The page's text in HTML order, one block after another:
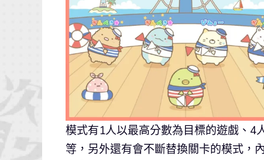
模式有1人以最高分數為目標的遊戲、4
等，另外還有會不斷替換關卡的模式，